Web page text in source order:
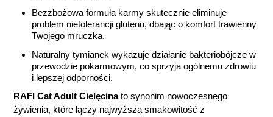
Bezzbożowa formuła karmy skutecznie eliminuje
problem nietolerancji glutenu, dbając o komfort trawienny
Twojego mruczka.
Naturalny tymianek wykazuje działanie bakteriobójcze w
przewodzie pokarmowym, co sprzyja ogólnemu zdrowiu
i lepszej odporności.
RAFI Cat Adult Cielęcinato synonim nowoczesnego
żywienia, które łączy najwyższą smakowitość z